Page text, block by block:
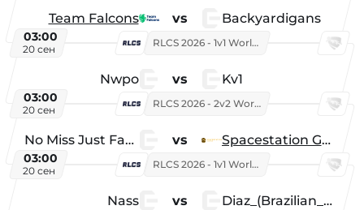
Team Falcons vs Backyardigans
03:00
20 сен
RLCS 2026 - 1v1 World Championship
Nwpo vs Kv1
03:00
20 сен
RLCS 2026 - 2v2 World Championship
No Miss Just Fake vs Spacestation Gaming
03:00
20 сен
RLCS 2026 - 1v1 World Championship
Nass vs Diaz_(Brazilian_Player)